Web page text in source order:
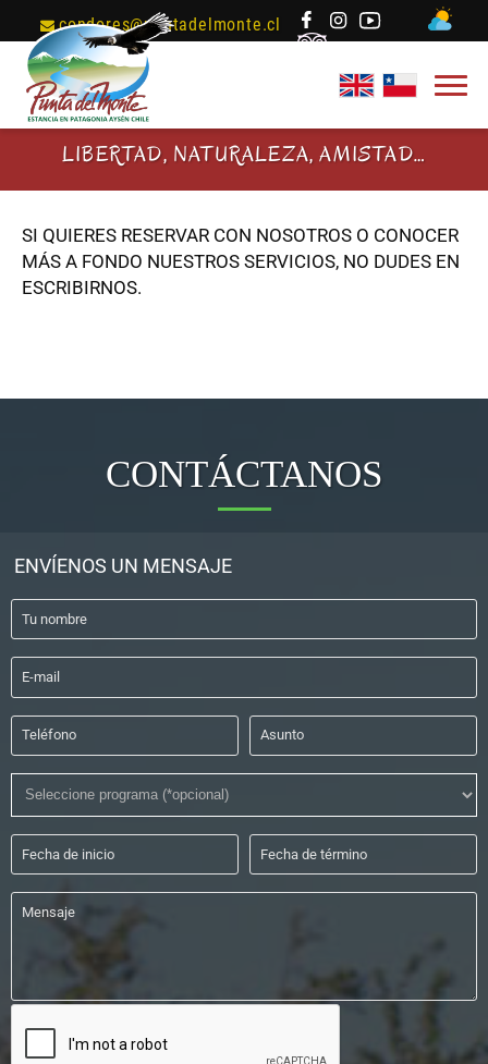
condores@puntadelmonte.cl
LIBERTAD, NATURALEZA, AMISTAD…
SI QUIERES RESERVAR CON NOSOTROS O CONOCER
MÁS A FONDO NUESTROS SERVICIOS, NO DUDES EN
ESCRIBIRNOS.
CONTÁCTANOS
ENVÍENOS UN MENSAJE